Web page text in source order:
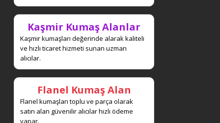
Kaşmir Kumaş Alanlar
Kaşmir kumaşları değerinde alarak kaliteli
ve hızlı ticaret hizmeti sunan uzman
alıcılar.
Flanel Kumaş Alan
Flanel kumaşları toplu ve parça olarak
satın alan güvenilir alıcılar hızlı ödeme
yapar.